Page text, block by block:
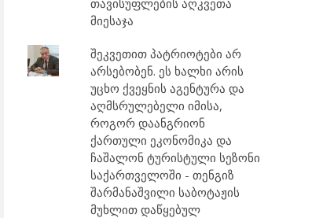
თავისუფლების აღკვეთა
მიესაჯა
შეკვეთით პატრიოტები არ
არსებობენ. ეს ხალხი არის
უცხო ქვეყნის აგენტურა და
აღმსრულებელი იმისა,
როგორ დაანგრიონ
ქართული ეკონომიკა და
ჩაშალონ ტურისტული სეზონი
საქართველოში - თენგიზ
შარმანაშვილი საბოტაჟის
მუხლით დაწყებულ